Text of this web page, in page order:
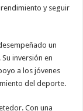
y seguir
un
inversión en
a los jóvenes
del deporte.
Con una